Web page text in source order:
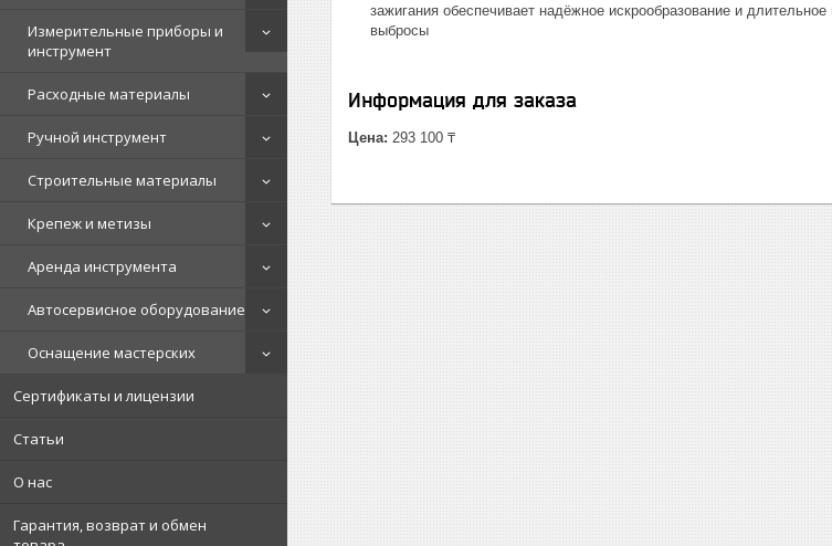
Измерительные приборы и
инструмент
Расходные материалы
Ручной инструмент
Строительные материалы
Крепеж и метизы
Аренда инструмента
Автосервисное оборудование
Оснащение мастерских
Сертификаты и лицензии
Статьи
О нас
Гарантия, возврат и обмен
зажигания обеспечивает надёжное искрообразование и
выбросы
Информация для заказа
Цена: 293 100 ₸